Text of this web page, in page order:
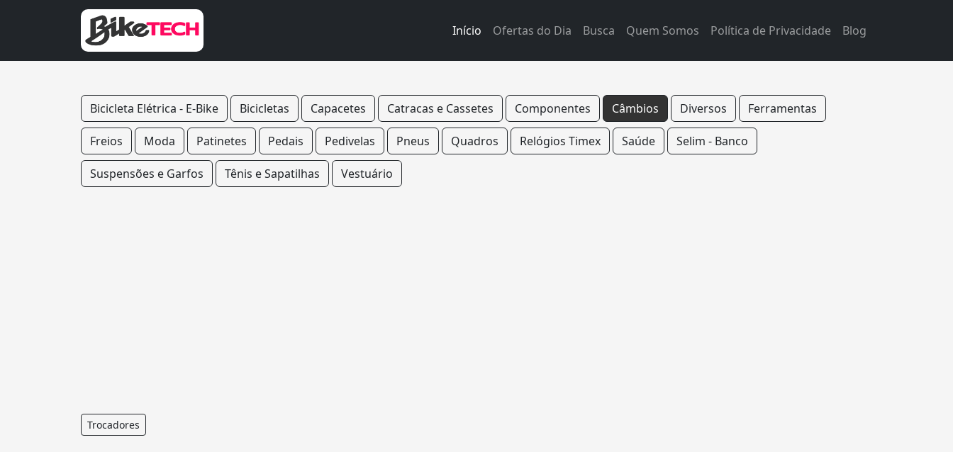
Início Ofertas do Dia Busca Quem Somos Política de Privacidade Blog
Bicicleta Elétrica - E-Bike Bicicletas Capacetes Catracas e Cassetes Componentes Câmbios Diversos Ferramentas
Freios Moda Patinetes Pedais Pedivelas Pneus Quadros Relógios Timex Saúde Selim - Banco
Suspensões e Garfos Tênis e Sapatilhas Vestuário
Trocadores